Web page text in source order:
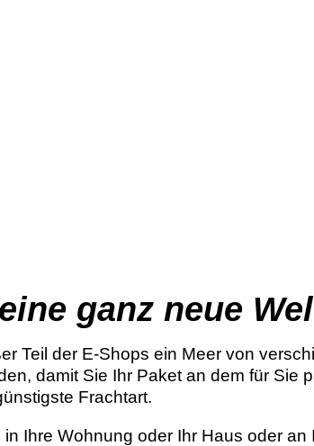
ganz neue
Teil der E-Shops ein Meer von
damit Sie Ihr Paket an dem für Sie
Frachtart.
Ihre Wohnung oder Ihr Haus oder